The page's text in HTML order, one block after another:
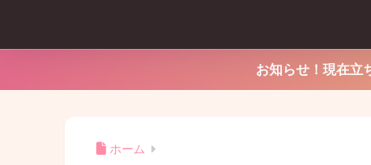
お知らせ！現在立
ホーム